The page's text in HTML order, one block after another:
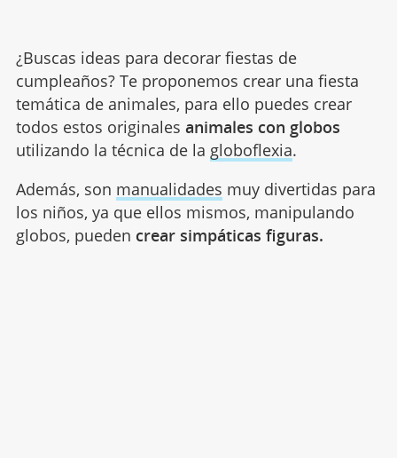
¿Buscas ideas para decorar fiestas de
cumpleaños? Te proponemos crear una fiesta
temática de animales, para ello puedes crear
todos estos originales animales con globos
utilizando la técnica de la globoflexia.
Además, son manualidades muy divertidas para
los niños, ya que ellos mismos, manipulando
globos, pueden crear simpáticas figuras.